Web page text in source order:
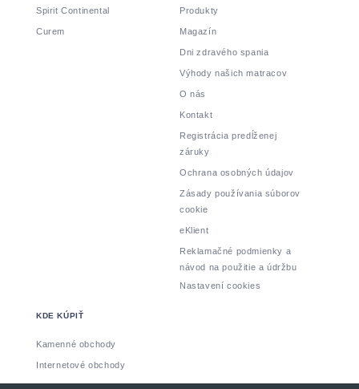
Spirit Continental
Curem
Produkty
Magazín
Dni zdravého spania
Výhody našich matracov
O nás
Kontakt
Registrácia predĺženej
záruky
Ochrana osobných údajov
Zásady používania súborov
cookie
eKlient
Reklamačné podmienky a
návod na použitie a údržbu
Nastavení cookies
KDE KÚPIŤ
Kamenné obchody
Internetové obchody